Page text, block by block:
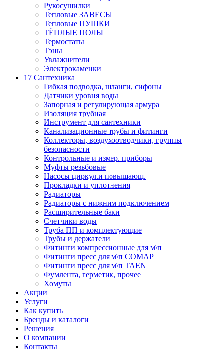
Рукосушилки
Тепловые ЗАВЕСЫ
Тепловые ПУШКИ
ТЁПЛЫЕ ПОЛЫ
Термостаты
Тэны
Увлажнители
Электрокаменки
17 Сантехника
Гибкая подводка, шланги, сифоны
Датчики уровня воды
Запорная и регулирующая армура
Изоляция трубная
Инструмент для сантехники
Канализационные трубы и фитинги
Коллекторы, воздухоотводчики, группы
безопасности
Контрольные и измер. приборы
Муфты резьбовые
Насосы циркул.и повышающ.
Прокладки и уплотнения
Радиаторы
Радиаторы с нижним подключением
Расширительные баки
Счетчики воды
Труба ПП и комплектующие
Трубы и держатели
Фитинги компрессионные для м\п
Фитинги пресс для м\п COMAP
Фитинги пресс для м\п TAEN
Фумлента, герметик, прочее
Хомуты
Акции
Услуги
Как купить
Бренды и каталоги
Решения
О компании
Контакты